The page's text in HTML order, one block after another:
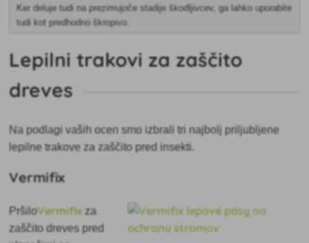
Ker deluje tudi na prezimujoče stadije škodljivcev, ga lahko uporabite
tudi kot predhodno škropivo.
Lepilni trakovi za zaščito
dreves
Na podlagi vaših ocen smo izbrali tri najbolj priljubljene
lepilne trakove za zaščito pred insekti.
Vermifix
PršiloVermifix za
zaščito dreves pred